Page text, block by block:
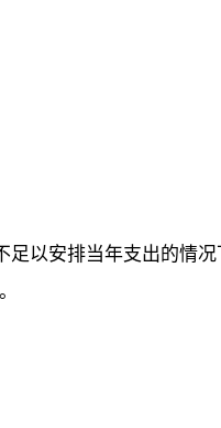
足以安排当年支出的情